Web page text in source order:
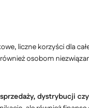
liczne korzyści dla
osobom
dystrybucji